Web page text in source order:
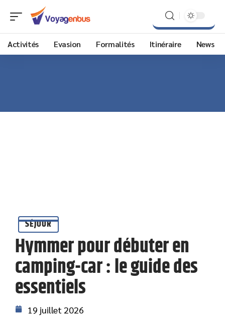
Activités Evasion Formalités Itinéraire News
SÉJOUR
Hymmer pour débuter en
camping-car : le guide des
essentiels
19 juillet 2026